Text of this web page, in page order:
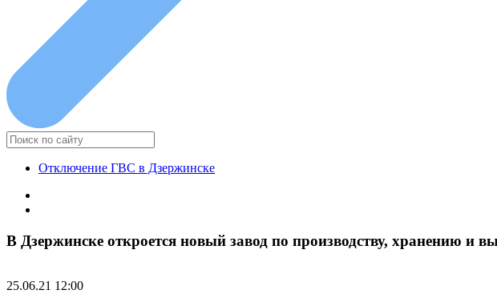
Отключение ГВС в Дзержинске
В Дзержинске откроется новый завод по производству, хранению и
25.06.21 12:00